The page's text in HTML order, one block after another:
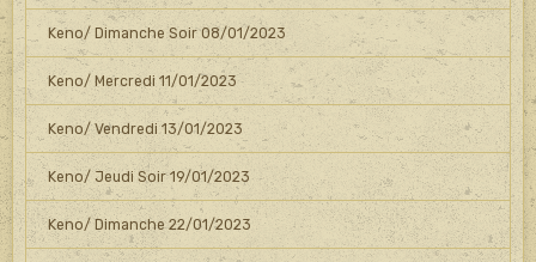
Keno/ Dimanche Soir 08/01/2023
Keno/ Mercredi 11/01/2023
Keno/ Vendredi 13/01/2023
Keno/ Jeudi Soir 19/01/2023
Keno/ Dimanche 22/01/2023